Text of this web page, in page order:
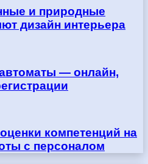
и природные
дизайн интерьера
— онлайн,
компетенций на
с персоналом